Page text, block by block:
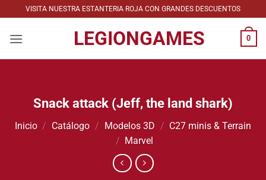
al
contenido
VISITA NUESTRA ESTANTERIA ROJA CON GRANDES DESCUENTOS
LEGIONGAMES 0
Snack attack (Jeff, the land shark)
Inicio / Catálogo / Modelos 3D / C27 minis & Terrain
/ Marvel